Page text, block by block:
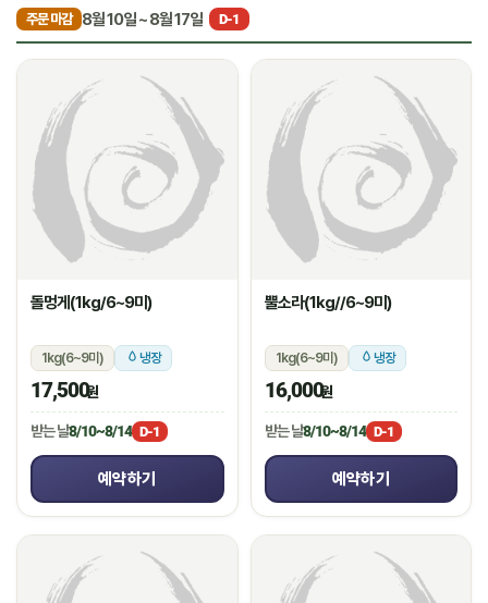
주문 마감 8월 10일 ~ 8월 17일 D-1
돌멍게(1kg/6~9미)
1kg(6~9미) 냉장
17,500원
받는 날8/10~8/14 D-1
예약하기
뿔소라(1kg//6~9미)
1kg(6~9미) 냉장
16,000원
받는 날8/10~8/14 D-1
예약하기